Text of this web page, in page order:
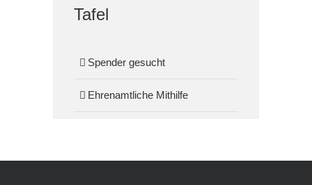
Tafel
Spender gesucht
Ehrenamtliche Mithilfe